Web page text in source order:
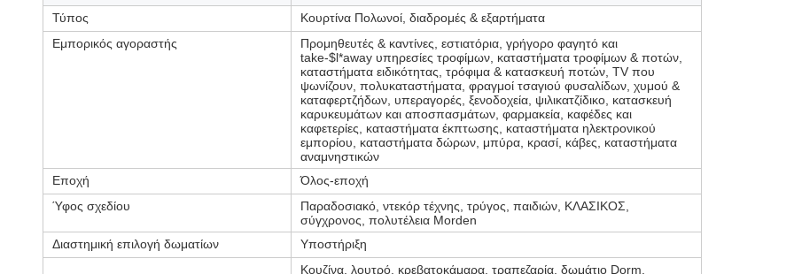
Τύπος
Κουρτίνα Πολωνοί, διαδρομές & εξαρτήματα
Εμπορικός αγοραστής
Προμηθευτές & καντίνες, εστιατόρια, γρήγορο φαγητό και
take-$l*away υπηρεσίες τροφίμων, καταστήματα τροφίμων & ποτών,
καταστήματα ειδικότητας, τρόφιμα & κατασκευή ποτών, TV που
ψωνίζουν, πολυκαταστήματα, φραγμοί τσαγιού φυσαλίδων, χυμού &
καταφερτζήδων, υπεραγορές, ξενοδοχεία, ψιλικατζίδικο, κατασκευή
καρυκευμάτων και αποσπασμάτων, φαρμακεία, καφέδες και
καφετερίες, καταστήματα έκπτωσης, καταστήματα ηλεκτρονικού
εμπορίου, καταστήματα δώρων, μπύρα, κρασί, κάβες, καταστήματα
αναμνηστικών
Εποχή
Όλος-εποχή
Ύφος σχεδίου
Παραδοσιακό, ντεκόρ τέχνης, τρύγος, παιδιών, ΚΛΑΣΙΚΟΣ,
σύγχρονος, πολυτέλεια Morden
Διαστημική επιλογή δωματίων
Υποστήριξη
Κουζίνα, λουτρό, κρεβατοκάμαρα, τραπεζαρία, δωμάτιο Dorm,